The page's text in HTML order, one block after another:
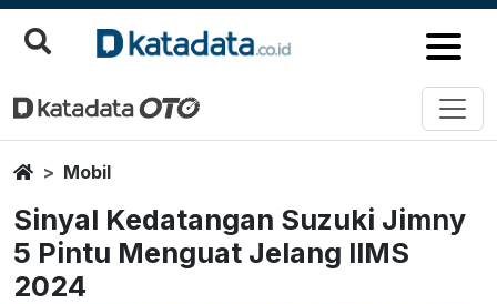
HomeMobil
Sinyal Kedatangan Suzuki Jimny
5 Pintu Menguat Jelang IIMS
2024